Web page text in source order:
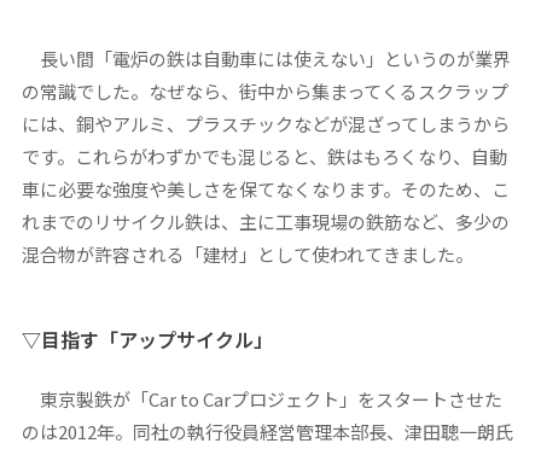
長い間「電炉の鉄は自動車には使えない」というのが業界
の常識でした。なぜなら、街中から集まってくるスクラップ
には、銅やアルミ、プラスチックなどが混ざってしまうから
です。これらがわずかでも混じると、鉄はもろくなり、自動
車に必要な強度や美しさを保てなくなります。そのため、こ
れまでのリサイクル鉄は、主に工事現場の鉄筋など、多少の
混合物が許容される「建材」として使われてきました。
▽目指す「アップサイクル」
東京製鉄が「Car to Carプロジェクト」をスタートさせた
のは2012年。同社の執行役員経営管理本部長、津田聰一朗氏